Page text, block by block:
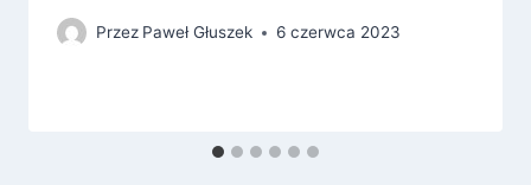
Przez Paweł Głuszek 6 czerwca 2023